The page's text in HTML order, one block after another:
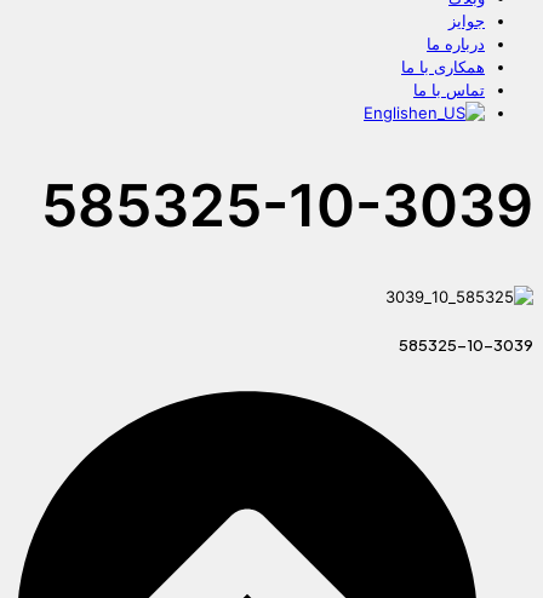
جوایز
درباره ما
همکاری با ما
تماس با ما
English
585325-10-3039
585325-10-3039